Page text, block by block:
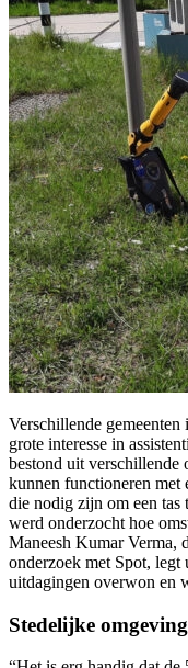
Verschillende
grote interesse in
bestond uit verschillende
kunnen functioneren met
die nodig zijn om een tas
werd onderzocht hoe
Maneesh Kumar Verma,
onderzoek met Spot, legt
uitdagingen overwon en
Stedelijke omgeving